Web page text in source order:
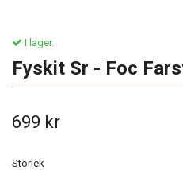
I lager.
Fyskit Sr - Foc
699 kr
Storlek